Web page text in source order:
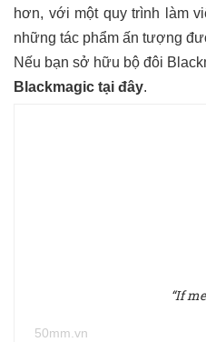
hơn, với một quy trình làm
những tác phẩm ấn tượng
Nếu bạn sở hữu bộ đôi
Blackmagic tại đây.
“If
50mm.vn